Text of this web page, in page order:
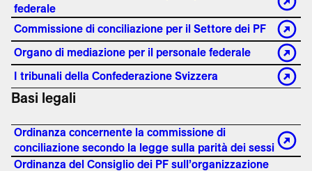
federale
Commissione di conciliazione per il Settore dei PF
Organo di mediazione per il personale federale
I tribunali della Confederazione Svizzera
Basi legali
Ordinanza concernente la commissione di
conciliazione secondo la legge sulla parità dei sessi
Ordinanza del Consiglio dei PF sull’organizzazione